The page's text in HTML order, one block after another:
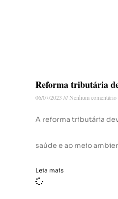
Reforma tributária
06/07/2023 Nenhum comentário
A reforma tributária
saúde e ao meio
Leia mais